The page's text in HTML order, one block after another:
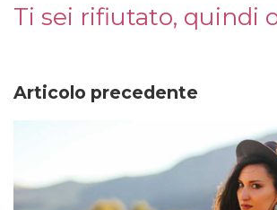
Ti sei rifiutato, quindi
Articolo precedente